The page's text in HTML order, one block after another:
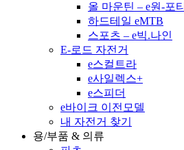
올 마운틴 – e원-포티
하드테일 eMTB
스포츠 – e빅.나인
E-로드 자전거
e스컬트라
e사일렉스+
e스피더
e바이크 이전모델
내 자전거 찾기
용/부품 & 의류